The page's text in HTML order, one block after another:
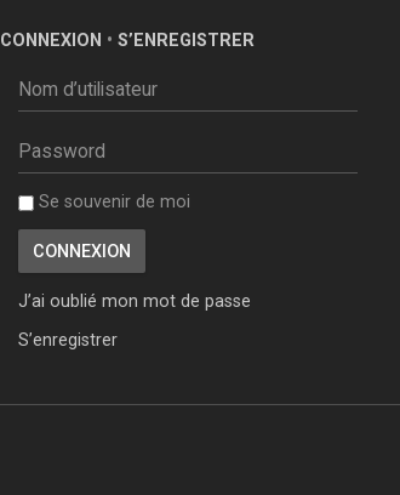
CONNEXION • S’ENREGISTRER
Se souvenir de moi
J’ai oublié mon mot de passe
S’enregistrer